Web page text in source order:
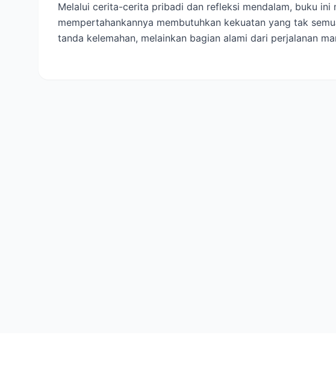
Melalui cerita-cerita pribadi dan refleksi mendalam, buku
mempertahankannya membutuhkan kekuatan yang tak
tanda kelemahan, melainkan bagian alami dari perjalanan